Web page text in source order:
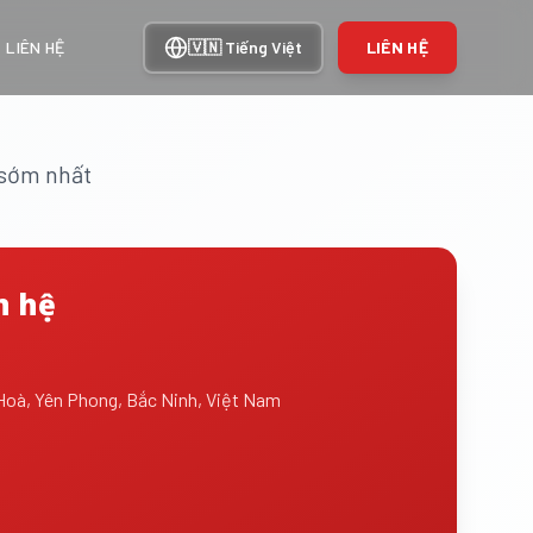
LIÊN HỆ 🇻🇳 Tiếng Việt LIÊN HỆ
nhất
hệ
Yên Phong, Bắc Ninh, Việt Nam